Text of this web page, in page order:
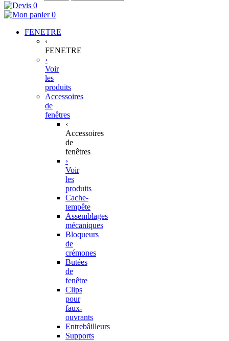
0
0
FENETRE
‹
FENETRE
›
Voir
les
produits
Accessoires
de
fenêtres
‹
Accessoires
de
fenêtres
›
Voir
les
produits
Cache-
tempête
Assemblages
mécaniques
Bloqueurs
de
crémones
Butées
de
fenêtre
Clips
pour
faux-
ouvrants
Entrebâilleurs
Supports